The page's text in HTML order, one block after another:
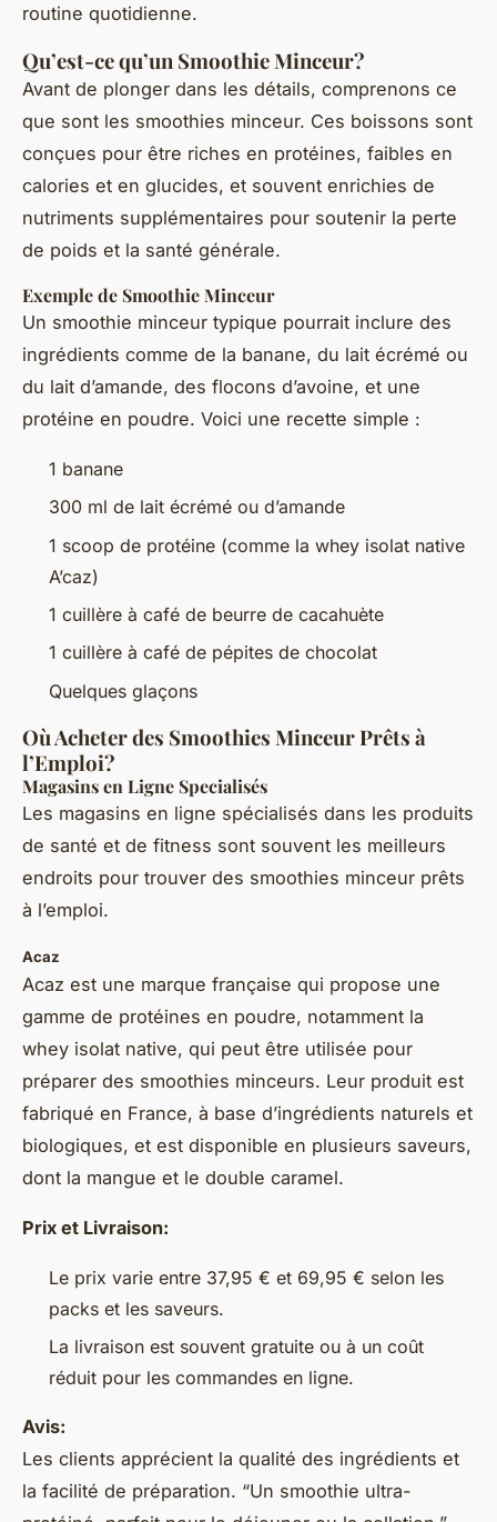
routine quotidienne.
Qu’est-ce qu’un Smoothie Minceur?
Avant de plonger dans les détails, comprenons ce
que sont les smoothies minceur. Ces boissons sont
conçues pour être riches en protéines, faibles en
calories et en glucides, et souvent enrichies de
nutriments supplémentaires pour soutenir la perte
de poids et la santé générale.
Exemple de Smoothie Minceur
Un smoothie minceur typique pourrait inclure des
ingrédients comme de la banane, du lait écrémé ou
du lait d’amande, des flocons d’avoine, et une
protéine en poudre. Voici une recette simple :
1 banane
300 ml de lait écrémé ou d’amande
1 scoop de protéine (comme la whey isolat native
A’caz)
1 cuillère à café de beurre de cacahuète
1 cuillère à café de pépites de chocolat
Quelques glaçons
Où Acheter des Smoothies Minceur Prêts à
l’Emploi?
Magasins en Ligne Specialisés
Les magasins en ligne spécialisés dans les produits
de santé et de fitness sont souvent les meilleurs
endroits pour trouver des smoothies minceur prêts
à l’emploi.
Acaz
Acaz est une marque française qui propose une
gamme de protéines en poudre, notamment la
whey isolat native, qui peut être utilisée pour
préparer des smoothies minceurs. Leur produit est
fabriqué en France, à base d’ingrédients naturels et
biologiques, et est disponible en plusieurs saveurs,
dont la mangue et le double caramel.
Prix et Livraison:
Le prix varie entre 37,95 € et 69,95 € selon les
packs et les saveurs.
La livraison est souvent gratuite ou à un coût
réduit pour les commandes en ligne.
Avis:
Les clients apprécient la qualité des ingrédients et
la facilité de préparation. “Un smoothie ultra-